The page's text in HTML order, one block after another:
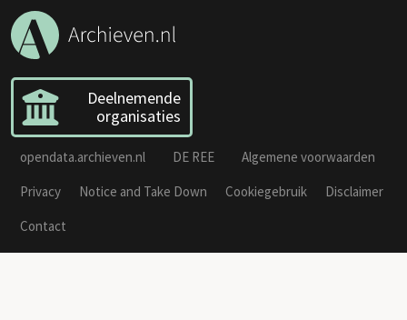
Deelnemende
organisaties
opendata.archieven.nl DE REE
Algemene voorwaarden
Privacy
Notice and Take Down Cookiegebruik
Disclaimer
Contact